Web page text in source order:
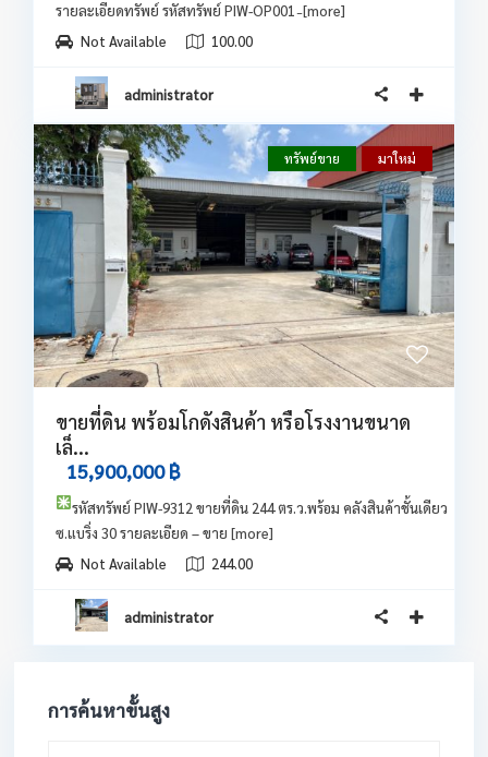
รายละเอียดทรัพย์ รหัสทรัพย์ PIW-OP001 ̵[more]
Not Available
100.00
administrator
ทรัพย์ขาย มาใหม่
ขายที่ดิน พร้อมโกดังสินค้า หรือโรงงานขนาด
เล็...
15,900,000 ฿
รหัสทรัพย์ PIW-9312 ขายที่ดิน 244 ตร.ว.พร้อม คลังสินค้าชั้นเดียว
ซ.แบริ่ง 30 รายละเอียด – ขาย [more]
Not Available
244.00
administrator
การค้นหาขั้นสูง